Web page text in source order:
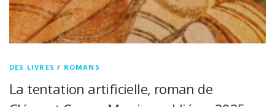
DES LIVRES / ROMANS
La tentation artificielle, roman de